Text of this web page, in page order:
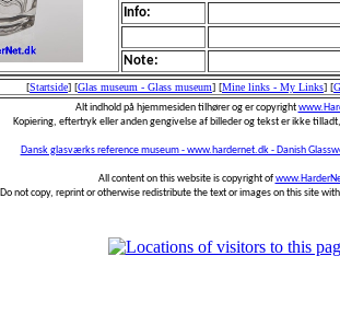
Info:
Note:
[Startside] [Glas museum - Glass museum] [Mine links - My Links] [
Alt indhold på hjemmesiden tilhører og er copyright
Kopiering, eftertryk eller anden gengivelse af billeder og tekst er ikke
Dansk glasværks reference museum - www.hardernet.dk - Danish
All content on this website is copyright of
Do not copy, reprint or otherwise redistribute the text or images on this site